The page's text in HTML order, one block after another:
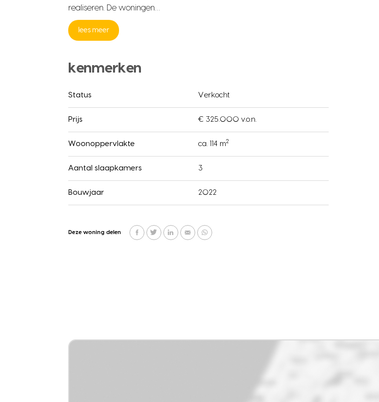
realiseren. De woningen…
lees meer
kenmerken
Status Verkocht
Prijs € 325.000 v.o.n.
Woonoppervlakte ca. 114 m2
Aantal slaapkamers 3
Bouwjaar 2022
Deze woning delen